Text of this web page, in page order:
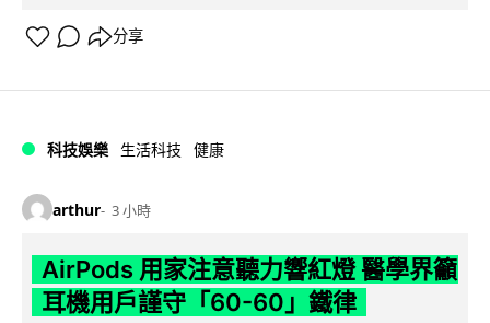
分享
科技娛樂 生活科技 健康
arthur 3 小時
AirPods 用家注意聽力響紅燈 醫學界籲
耳機用戶謹守「60-60」鐵律